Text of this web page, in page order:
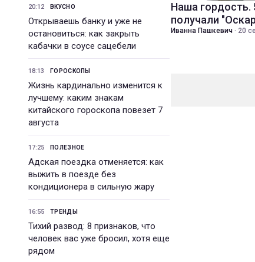
20:12 ВКУСНО
Открываешь банку и уже не
остановиться: как закрыть
кабачки в соусе сацебели
18:13 ГОРОСКОПЫ
Жизнь кардинально изменится к
лучшему: каким знакам
китайского гороскопа повезет 7
августа
17:25 ПОЛЕЗНОЕ
Адская поездка отменяется: как
выжить в поезде без
кондиционера в сильную жару
16:55 ТРЕНДЫ
Тихий развод: 8 признаков, что
человек вас уже бросил, хотя еще
рядом
Наша гордость.
получали
Иванна Пашкевич · 20